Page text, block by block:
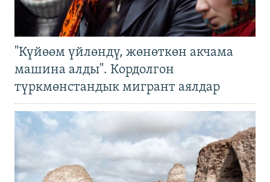
"Күйөөм үйлөндү, жөнөткөн акчама
машина алды". Кордолгон
түркмөнстандык мигрант аялдар